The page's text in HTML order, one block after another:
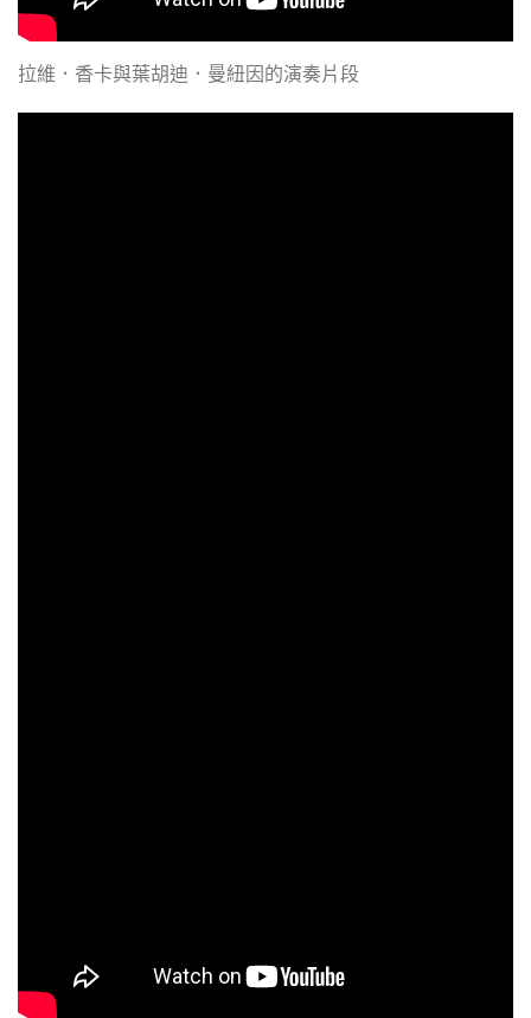
拉維．香卡與葉胡迪．曼紐因的演奏片段